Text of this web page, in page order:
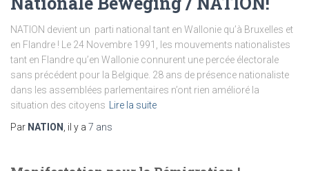
NATION devient un parti national tant en Wallonie qu’à Bruxelles et
en Flandre ! Le 24 Novembre 1991, les mouvements nationalistes
tant en Flandre qu’en Wallonie connurent une percée électorale
sans précédent pour la Belgique. 28 ans de présence nationaliste
dans les assemblées parlementaires n’ont rien amélioré la
situation des citoyens Lire la suite
Par NATION , il y a 7 ans